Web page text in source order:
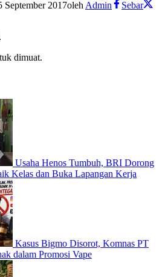
September 2017oleh Admin
Sebar
dimuat.
Usaha Henos Tumbuh, BRI Dorong
Kelas dan Buka Lapangan Kerja
Kasus Bigmo Disorot, Komnas PT
dalam Promosi Vape